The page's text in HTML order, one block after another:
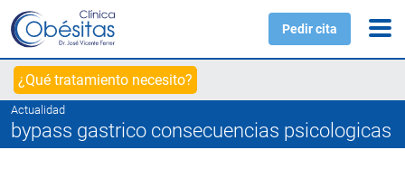
Pedir cita
¿Qué tratamiento necesito?
Actualidad
bypass gastrico consecuencias psicologicas